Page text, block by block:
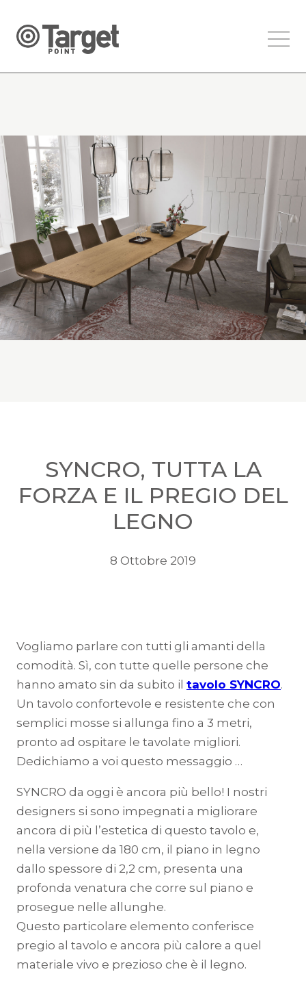
SYNCRO, TUTTA LA
FORZA E IL PREGIO DEL
LEGNO
8 Ottobre 2019
Vogliamo parlare con tutti gli amanti della
comodità. Sì, con tutte quelle persone che
hanno amato sin da subito il tavolo SYNCRO.
Un tavolo confortevole e resistente che con
semplici mosse si allunga fino a 3 metri,
pronto ad ospitare le tavolate migliori.
Dedichiamo a voi questo messaggio …
SYNCRO da oggi è ancora più bello! I nostri
designers si sono impegnati a migliorare
ancora di più l’estetica di questo tavolo e,
nella versione da 180 cm, il piano in legno
dallo spessore di 2,2 cm, presenta una
profonda venatura che corre sul piano e
prosegue nelle allunghe.
Questo particolare elemento conferisce
pregio al tavolo e ancora più calore a quel
materiale vivo e prezioso che è il legno.